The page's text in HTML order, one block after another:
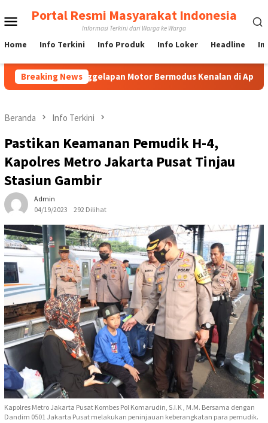
ke
Menu
Mobile
Portal Resmi Masyarakat Indonesia
Informasi Terkini dari Warga ke Warga
Home Info Terkini Info Produk Info Loker Headline
Breaking News
Penggelapan Motor Bermodus Kenalan di Aplikasi Kencan,
Beranda Info Terkini
Pastikan Keamanan Pemudik H-4,
Kapolres Metro Jakarta Pusat Tinjau
Stasiun Gambir
Admin
04/19/2023
292 Dilihat
Kapolres Metro Jakarta Pusat Kombes Pol Komarudin, S.I.K , M.M. Bersama dengan
Dandim 0501 Jakarta Pusat melakukan peninjauan keberangkatan para pemudik.